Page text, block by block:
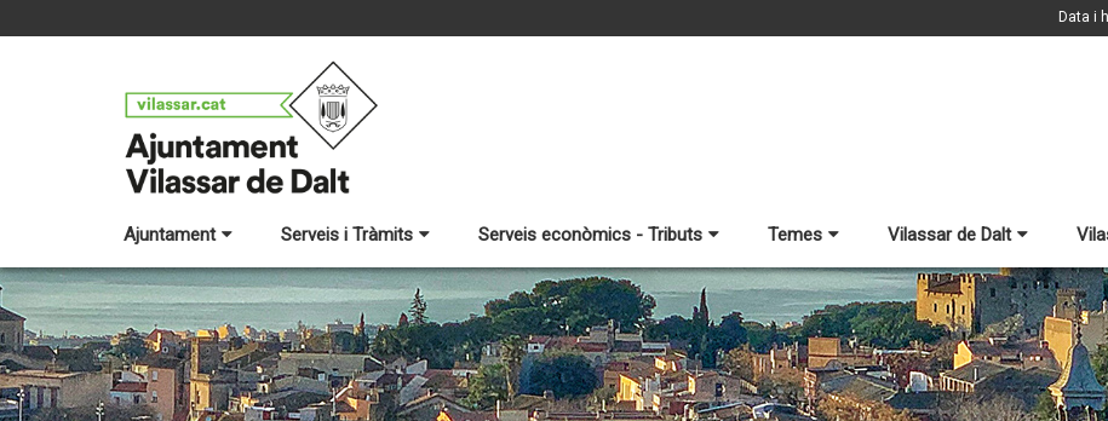
Data i
Ajuntament Serveis i Tràmits Serveis econòmics - Tributs Temes Vilassar de Dalt